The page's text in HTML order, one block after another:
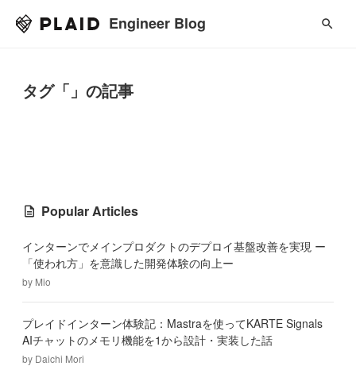
Engineer Blog
タグ「」の記事
Popular Articles
インターンでメインプロダクトのデプロイ基盤改善を実現 ー
「使われ方」を意識した開発体験の向上ー
by Mio
プレイドインターン体験記：Mastraを使ってKARTE Signals
AIチャットのメモリ機能を1から設計・実装した話
by Daichi Mori